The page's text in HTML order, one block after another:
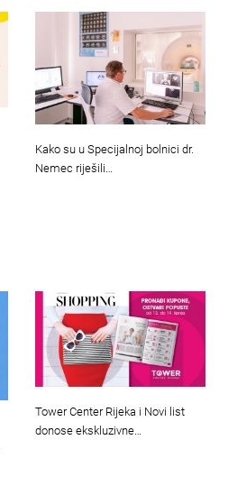
Kako su u Specijalnoj bolnici dr.
Nemec riješili…
Tower Center Rijeka i Novi list
donose ekskluzivne…